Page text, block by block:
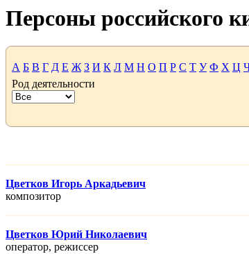
Персоны российского
А Б В Г Д Е Ж З И К Л М Н О П Р С Т У Ф Х Ц
Род деятельности
Цветков Игорь Аркадьевич
композитор
Цветков Юрий Николаевич
оператор, режисcер